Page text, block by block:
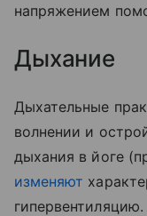
напряжением
Дыхание
Дыхательные
волнении и
дыхания в йоге
изменяют